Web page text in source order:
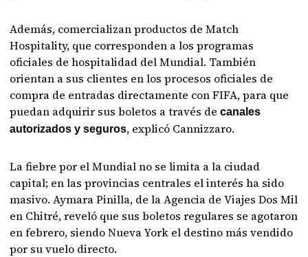
Además, comercializan productos de Match
Hospitality, que corresponden a los programas
oficiales de hospitalidad del Mundial. También
orientan a sus clientes en los procesos oficiales de
compra de entradas directamente con FIFA, para que
puedan adquirir sus boletos a través decanales
autorizados y seguros, explicó Cannizzaro.
La fiebre por el Mundial no se limita a la ciudad
capital; en las provincias centrales el interés ha sido
masivo. Aymara Pinilla, de la Agencia de Viajes Dos Mil
en Chitré, reveló que sus boletos regulares se agotaron
en febrero, siendo Nueva York el destino más vendido
por su vuelo directo.